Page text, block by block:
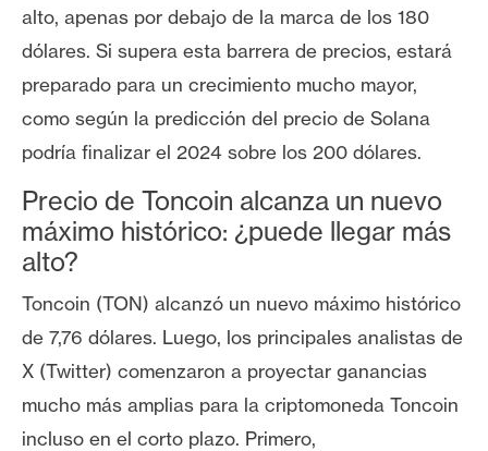
e
c
u
r
o
s
o
t
a
c
t
alto, apenas por debajo de la marca de los 180
dólares. Si supera esta barrera de precios, estará
preparado para un crecimiento mucho mayor,
como según la predicción del precio de Solana
podría finalizar el 2024 sobre los 200 dólares.
Precio de Toncoin alcanza un nuevo
máximo histórico: ¿puede llegar más
alto?
Toncoin (TON) alcanzó un nuevo máximo histórico
de 7,76 dólares. Luego, los principales analistas de
X (Twitter) comenzaron a proyectar ganancias
mucho más amplias para la criptomoneda Toncoin
incluso en el corto plazo. Primero,